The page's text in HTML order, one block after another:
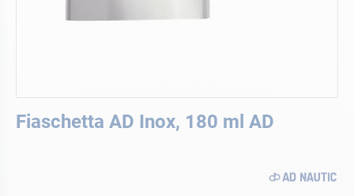
Fiaschetta AD Inox, 180 ml AD
all'inizio